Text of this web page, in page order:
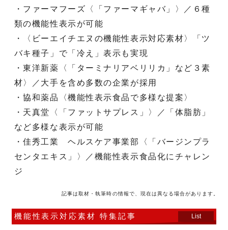
・ファーマフーズ〈「ファーマギャバ」〉／６種
類の機能性表示が可能
・〈ビーエイチエヌの機能性表示対応素材〉「ツ
バキ種子」で「冷え」表示も実現
・東洋新薬〈「ターミナリアベリリカ」など３素
材〉／大手を含め多数の企業が採用
・協和薬品〈機能性表示食品で多様な提案〉
・天真堂〈「ファットサプレス」〉／「体脂肪」
など多様な表示が可能
・佳秀工業 ヘルスケア事業部〈「バージンプラ
センタエキス」〉／機能性表示食品化にチャレン
ジ
記事は取材・執筆時の情報で、現在は異なる場合があります。
機能性表示対応素材 特集記事 List